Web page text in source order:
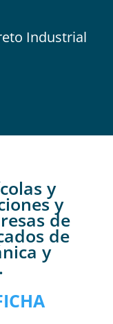
Industrial
y
y
de
de
y